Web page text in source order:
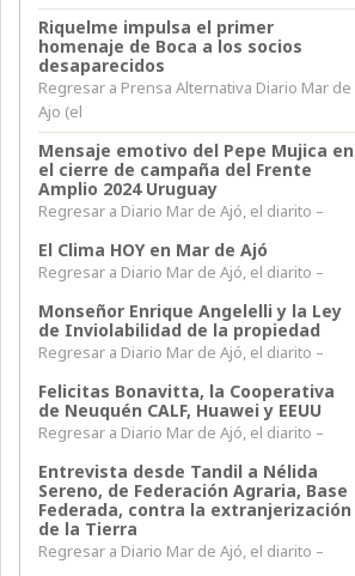
Riquelme impulsa el primer
homenaje de Boca a los socios
desaparecidos
Regresar a Prensa Alternativa Diario Mar de
Ajo (el
Mensaje emotivo del Pepe Mujica en
el cierre de campaña del Frente
Amplio 2024 Uruguay
Regresar a Diario Mar de Ajó, el diarito –
El Clima HOY en Mar de Ajó
Regresar a Diario Mar de Ajó, el diarito –
Monseñor Enrique Angelelli y la Ley
de Inviolabilidad de la propiedad
Regresar a Diario Mar de Ajó, el diarito –
Felicitas Bonavitta, la Cooperativa
de Neuquén CALF, Huawei y EEUU
Regresar a Diario Mar de Ajó, el diarito –
Entrevista desde Tandil a Nélida
Sereno, de Federación Agraria, Base
Federada, contra la extranjerización
de la Tierra
Regresar a Diario Mar de Ajó, el diarito –